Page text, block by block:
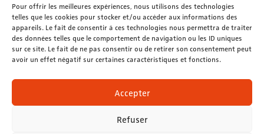
Pour offrir les meilleures expériences, nous utilisons des technologies
telles que les cookies pour stocker et/ou accéder aux informations des
appareils. Le fait de consentir à ces technologies nous permettra de traiter
des données telles que le comportement de navigation ou les ID uniques
sur ce site. Le fait de ne pas consentir ou de retirer son consentement peut
avoir un effet négatif sur certaines caractéristiques et fonctions.
Accepter
Refuser
Dimanche: 11h - 00h
04 77 32 32 01